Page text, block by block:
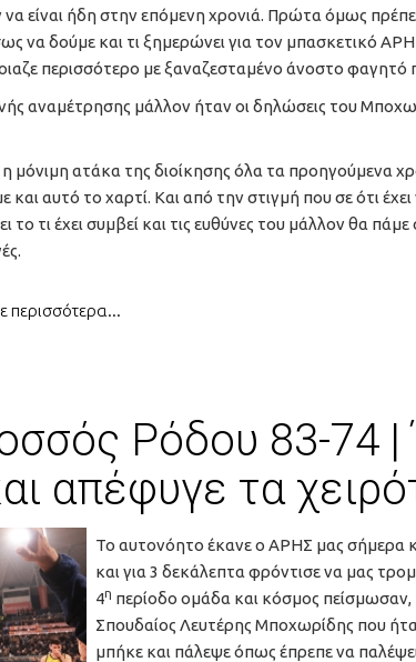
είναι ήδη στην επόμενη χρονιά. Πρώτα όμως
να δούμε και τι ξημερώνει για τον μπασκετικό
περισσότερο με ξαναζεσταμένο άνοστο
αναμέτρησης μάλλον ήταν οι δηλώσεις του
μόνιμη ατάκα της διοίκησης όλα τα προηγούμενα
αυτό το χαρτί. Και από την στιγμή που σε ότι
το τι έχει συμβεί και τις ευθύνες του μάλλον θα
περισσότερα...
Ρόδου 83-74 |
απέφυγε τα
Το αυτονόητο έκανε ο ΑΡΗΣ μας σήμερα
και για 3 δεκάλεπτα φρόντισε να μας
4η περίοδο ομάδα και κόσμος
Σπουδαίος Λευτέρης Μποχωρίδης που
μπήκε και πάλεψε όπως έπρεπε να